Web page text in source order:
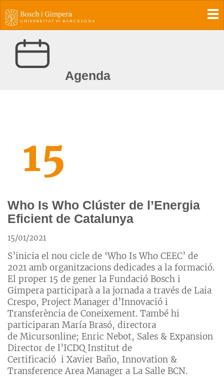
Agenda
15
Who Is Who Clúster de l’Energia
Eficient de Catalunya
15/01/2021
S’inicia el nou cicle de ‘Who Is Who CEEC’ de
2021 amb organitzacions dedicades a la formació.
El proper 15 de gener la Fundació Bosch i
Gimpera participarà a la jornada a través de Laia
Crespo, Project Manager d’Innovació i
Transferència de Coneixement. També hi
participaran María Brasó, directora
de Micursonline; Enric Nebot, Sales & Expansion
Director de l’ICDQ Institut de
Certificació i Xavier Baño, Innovation &
Transference Area Manager a La Salle BCN.